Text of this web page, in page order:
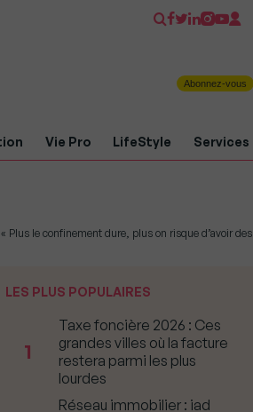
Abonnez-vous
Vie Pro LifeStyle Services
Plus le confinement dure, plus on risque d’avoir des
LES PLUS POPULAIRES
1
Taxe foncière 2026 : Ces
grandes villes où la facture
restera parmi les plus
lourdes
Réseau immobilier : iad